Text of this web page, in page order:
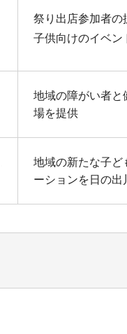
祭り出店参加者の
子供向けのイベン
地域の障がい者と
場を提供
地域の新たな子ど
ーションを日の出